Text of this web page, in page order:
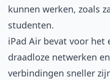
kunnen werken, zoals
studenten.
iPad Air bevat voor het
draadloze netwerken
verbindingen sneller